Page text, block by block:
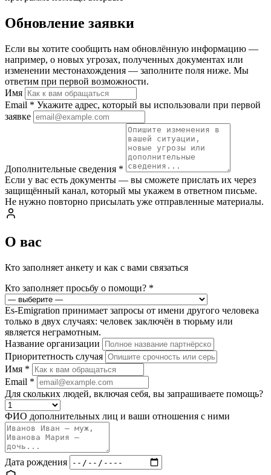
Обновление заявки
Если вы хотите сообщить нам обновлённую информацию —
например, о новых угрозах, полученных документах или
изменении местонахождения — заполните поля ниже. Мы
ответим при первой возможности.
Имя
Email * Укажите адрес, который вы использовали при первой
заявке
Дополнительные сведения *
Если у вас есть документы — вы сможете прислать их через
защищённый канал, который мы укажем в ответном письме.
Не нужно повторно присылать уже отправленные материалы.
О вас
Кто заполняет анкету и как с вами связаться
Кто заполняет просьбу о помощи? *
Es-Emigration принимает запросы от имени другого человека
только в двух случаях: человек заключён в тюрьму или
является неграмотным.
Название организации
Приоритетность случая
Имя *
Email *
Для скольких людей, включая себя, вы запрашиваете помощь?
ФИО дополнительных лиц и ваши отношения с ними
Дата рождения